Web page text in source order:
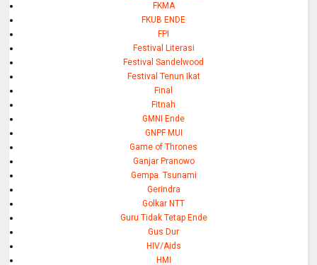
FKMA
FKUB ENDE
FPI
Festival Literasi
Festival Sandelwood
Festival Tenun Ikat
Final
Fitnah
GMNI Ende
GNPF MUI
Game of Thrones
Ganjar Pranowo
Gempa. Tsunami
Gerindra
Golkar NTT
Guru Tidak Tetap Ende
Gus Dur
HIV/Aids
HMI